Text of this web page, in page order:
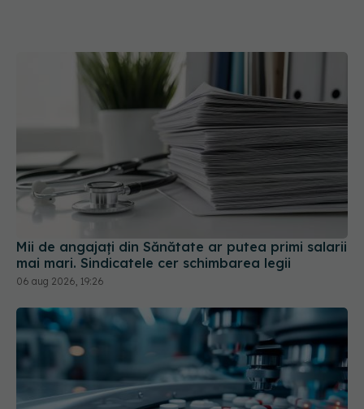
Mii de angajați din Sănătate ar putea primi salarii
mai mari. Sindicatele cer schimbarea legii
06 aug 2026, 19:26